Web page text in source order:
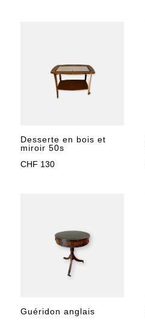
Desserte en bois et
miroir 50s
CHF 130
Guéridon anglais